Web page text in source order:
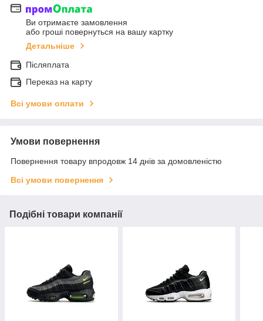
Ви отримаєте замовлення
або гроші повернуться на вашу картку
Детальніше
Післяплата
Переказ на карту
Всі умови оплати
Умови повернення
Повернення товару впродовж 14 днів за домовленістю
Всі умови повернення
Подібні товари компанії